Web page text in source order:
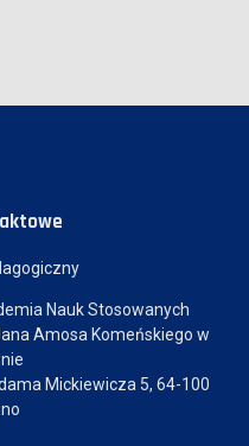
Nauk Stosowanych
Amosa Komeńskiego w
Mickiewicza 5, 64-100